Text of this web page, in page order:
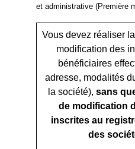
et administrative (Première
Vous devez réaliser
modification des
bénéficiaires
adresse, modalités
la société), sans
de modification
inscrites au
des